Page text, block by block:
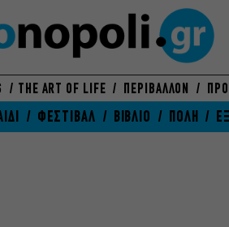
THE ART OF LIFE ΠΕΡΙΒΑΛΛΟΝ
ΦΕΣΤΙΒΑΛ ΒΙΒΛΙΟ ΠΟΛΗ